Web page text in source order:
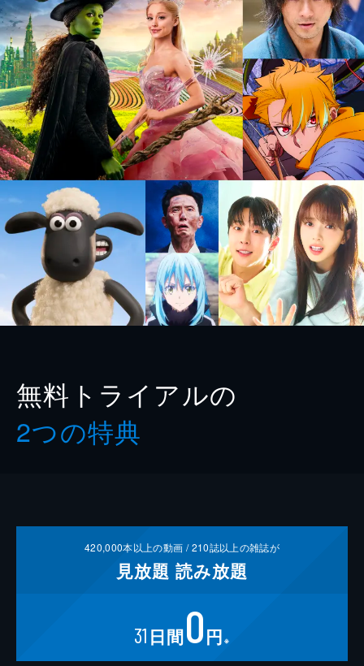
無料トライアルの
2つの特典
420,000本以上の動画 /210誌以上の雑誌が
見放題 読み放題
31 日間0円 ※